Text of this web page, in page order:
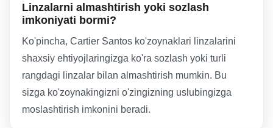
Linzalarni almashtirish yoki sozlash
imkoniyati bormi?
Ko'pincha, Cartier Santos ko'zoynaklari linzalarini
shaxsiy ehtiyojlaringizga ko'ra sozlash yoki turli
rangdagi linzalar bilan almashtirish mumkin. Bu
sizga ko'zoynakingizni o'zingizning uslubingizga
moslashtirish imkonini beradi.